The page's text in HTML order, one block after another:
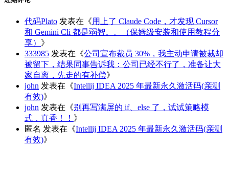
代码Plato 发表在《用上了 Claude Code，才发现 Cursor
和 Gemini Cli 都是弱智。。（保姆级安装和使用教程分
享） 》
333985 发表在《公司宣布裁员 30%，我主动申请被裁却
被留下，结果同事告诉我：公司已经不行了，准备让大
家自离，先走的有补偿》
john 发表在《Intellij IDEA 2025 年最新永久激活码(亲测
有效)》
john 发表在《别再写满屏的 if、else 了，试试策略模
式，真香！！ 》
匿名 发表在《Intellij IDEA 2025 年最新永久激活码(亲测
有效)》